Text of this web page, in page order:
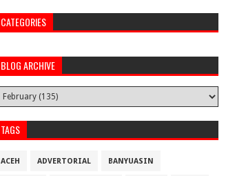
CATEGORIES
BLOG ARCHIVE
TAGS
ACEH ADVERTORIAL BANYUASIN